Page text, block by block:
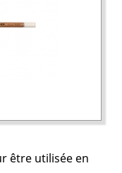
être utilisée en